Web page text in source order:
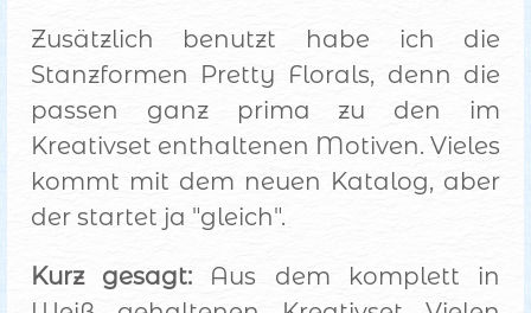
Zusätzlich benutzt habe ich die
Stanzformen Pretty Florals, denn die
passen ganz prima zu den im
Kreativset enthaltenen Motiven. Vieles
kommt mit dem neuen Katalog, aber
der startet ja "gleich".
Kurz gesagt: Aus dem komplett in